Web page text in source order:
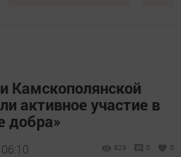
Камскополянской
активное участие в
добра»
829 0 0